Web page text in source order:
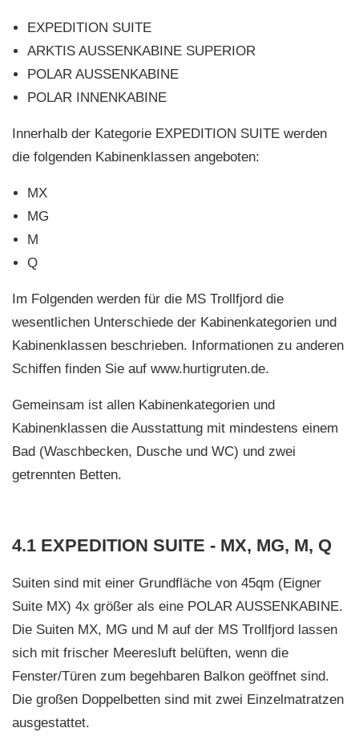
EXPEDITION SUITE
ARKTIS AUSSENKABINE SUPERIOR
POLAR AUSSENKABINE
POLAR INNENKABINE
Innerhalb der Kategorie EXPEDITION SUITE werden
die folgenden Kabinenklassen angeboten:
MX
MG
M
Q
Im Folgenden werden für die MS Trollfjord die
wesentlichen Unterschiede der Kabinenkategorien und
Kabinenklassen beschrieben. Informationen zu anderen
Schiffen finden Sie auf www.hurtigruten.de.
Gemeinsam ist allen Kabinenkategorien und
Kabinenklassen die Ausstattung mit mindestens einem
Bad (Waschbecken, Dusche und WC) und zwei
getrennten Betten.
4.1 EXPEDITION SUITE - MX, MG, M, Q
Suiten sind mit einer Grundfläche von 45qm (Eigner
Suite MX) 4x größer als eine POLAR AUSSENKABINE.
Die Suiten MX, MG und M auf der MS Trollfjord lassen
sich mit frischer Meeresluft belüften, wenn die
Fenster/Türen zum begehbaren Balkon geöffnet sind.
Die großen Doppelbetten sind mit zwei Einzelmatratzen
ausgestattet.